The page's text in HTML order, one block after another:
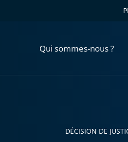
Qui sommes-nous ?
DÉCISION DE